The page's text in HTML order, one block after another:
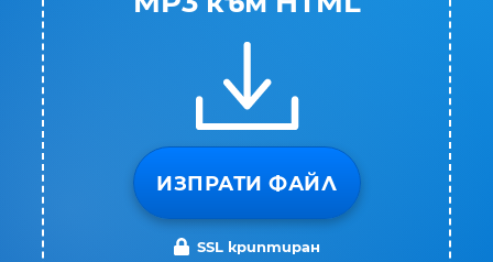
ИЗПРАТИ ФАЙЛ
SSL криптиран